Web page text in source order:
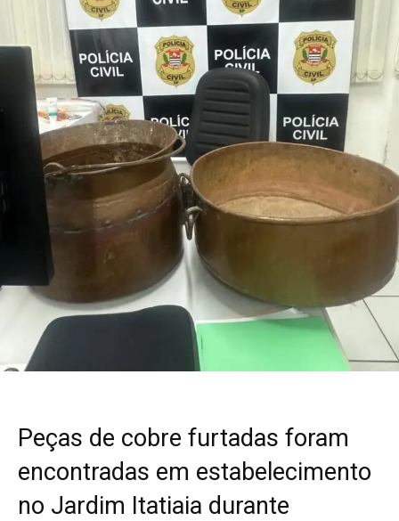
Peças de cobre furtadas foram
encontradas em estabelecimento
no Jardim Itatiaia durante